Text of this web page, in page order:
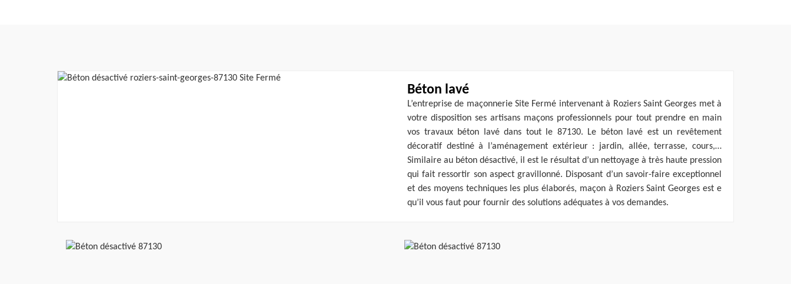
Béton lavé
L’entreprise de maçonnerie Site Fermé intervenant à Roziers Saint Georges met à
votre disposition ses artisans maçons professionnels pour tout prendre en main
vos travaux béton lavé dans tout le 87130. Le béton lavé est un revêtement
décoratif destiné à l’aménagement extérieur : jardin, allée, terrasse, cours,…
Similaire au béton désactivé, il est le résultat d’un nettoyage à très haute pression
qui fait ressortir son aspect gravillonné. Disposant d’un savoir-faire exceptionnel
et des moyens techniques les plus élaborés, maçon à Roziers Saint Georges est e
qu’il vous faut pour fournir des solutions adéquates à vos demandes.